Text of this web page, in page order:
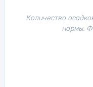
Количество
нормы.